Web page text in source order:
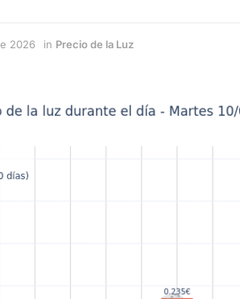
2026 in Precio de la Luz